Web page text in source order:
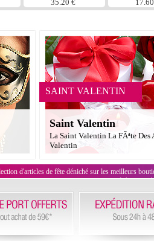
35.20 €
SAINT VALENTIN
Saint Valentin
La Saint Valentin La FÃªte Des
Valentin
d'articles de fête déniché sur les meilleurs
évènement !